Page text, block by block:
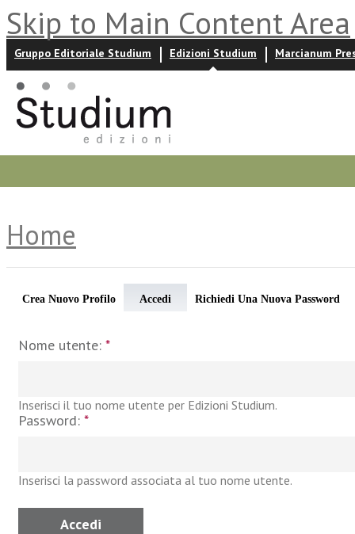
Skip to Main Content Area
Gruppo Editoriale Studium Edizioni Studium Marcianum
Home
Crea Nuovo Profilo Accedi Richiedi Una Nuova Password
Nome utente: *
Inserisci il tuo nome utente per Edizioni Studium.
Password: *
Inserisci la password associata al tuo nome utente.